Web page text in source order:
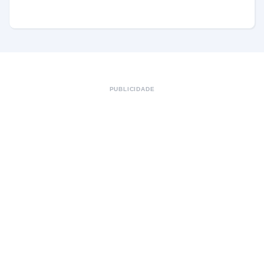
PUBLICIDADE